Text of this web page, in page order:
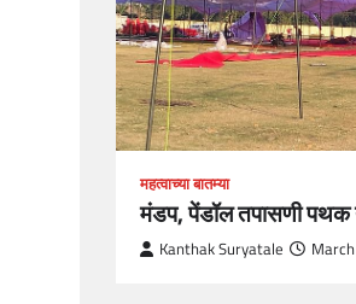
महत्वाच्या बातम्या
मंडप, पेंडॉल तपासणी पथक
Kanthak Suryatale